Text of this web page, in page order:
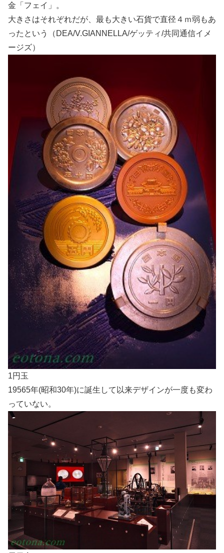
金「フェイ」。
大きさはそれぞれだが、最も大きい石貨で直径４ｍ弱もあ
ったという（DEA/V.GIANNELLA/ゲッティ/共同通信イメ
ージズ）
1円玉
19565年(昭和30年)に誕生して以来デザインが一度も変わ
っていない。